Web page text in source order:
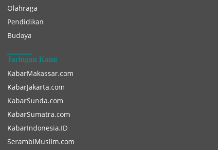
Olahraga
Pendidikan
Budaya
Jaringan Kami
KabarMakassar.com
KabarJakarta.com
KabarSunda.com
KabarSumatra.com
KabarIndonesia.ID
SerambiMuslim.com